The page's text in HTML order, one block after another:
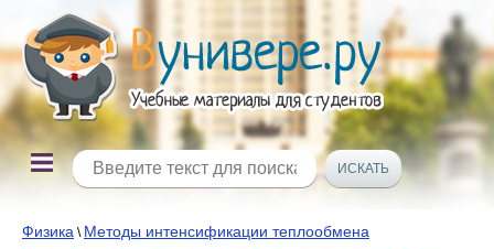
Физика \ Методы интенсификации теплообмена